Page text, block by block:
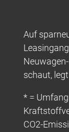
Auf
schaut,
* =
CO2-